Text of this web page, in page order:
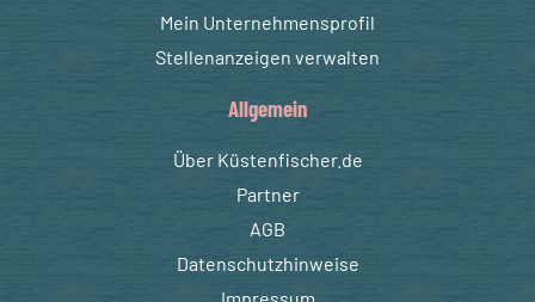
Mein Unternehmensprofil
Stellenanzeigen verwalten
Allgemein
Über Küstenfischer.de
Partner
AGB
Datenschutzhinweise